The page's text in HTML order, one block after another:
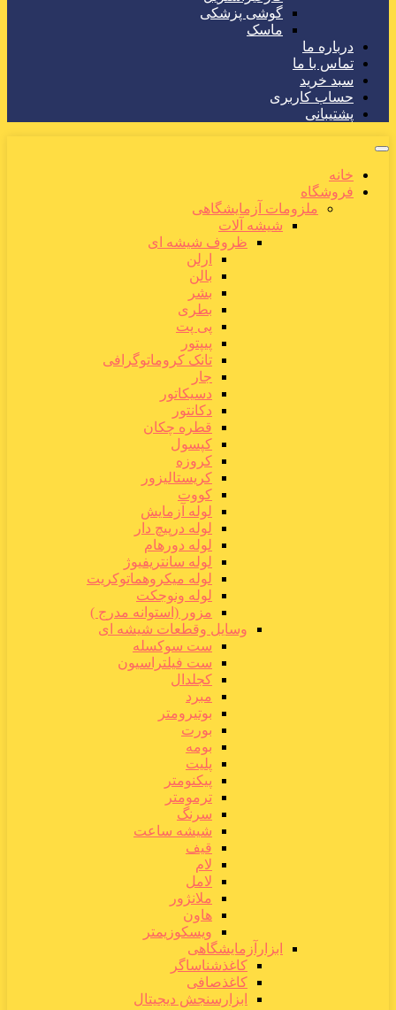
گوشی پزشکی
ماسک
درباره ما
تماس با ما
سبد خرید
حساب کاربری
پشتیبانی
خانه
فروشگاه
ملزومات آزمایشگاهی
شیشه آلات
ظروف شیشه ای
ارلن
بالن
بشر
بطری
پی پت
پیپتور
تانک کروماتوگرافی
جار
دسیکاتور
دکانتور
قطره چکان
کپسول
کروزه
کریستالیزور
کووت
لوله آزمایش
لوله درپیچ دار
لوله دورهام
لوله سانتریفیوژ
لوله میکروهماتوکریت
لوله ونوجکت
مزور (استوانه مدرج )
وسایل وقطعات شیشه ای
ست سوکسله
ست فیلتراسیون
کجلدال
مبرد
بوتیرومتر
بورت
بومه
پلیت
پیکنومتر
ترمومتر
سرنگ
شیشه ساعت
قیف
لام
لامل
ملانژور
هاون
ویسکوزیمتر
ابزارآزمایشگاهی
کاغذشناساگر
کاغذصافی
ابزارسنجش دیجیتال